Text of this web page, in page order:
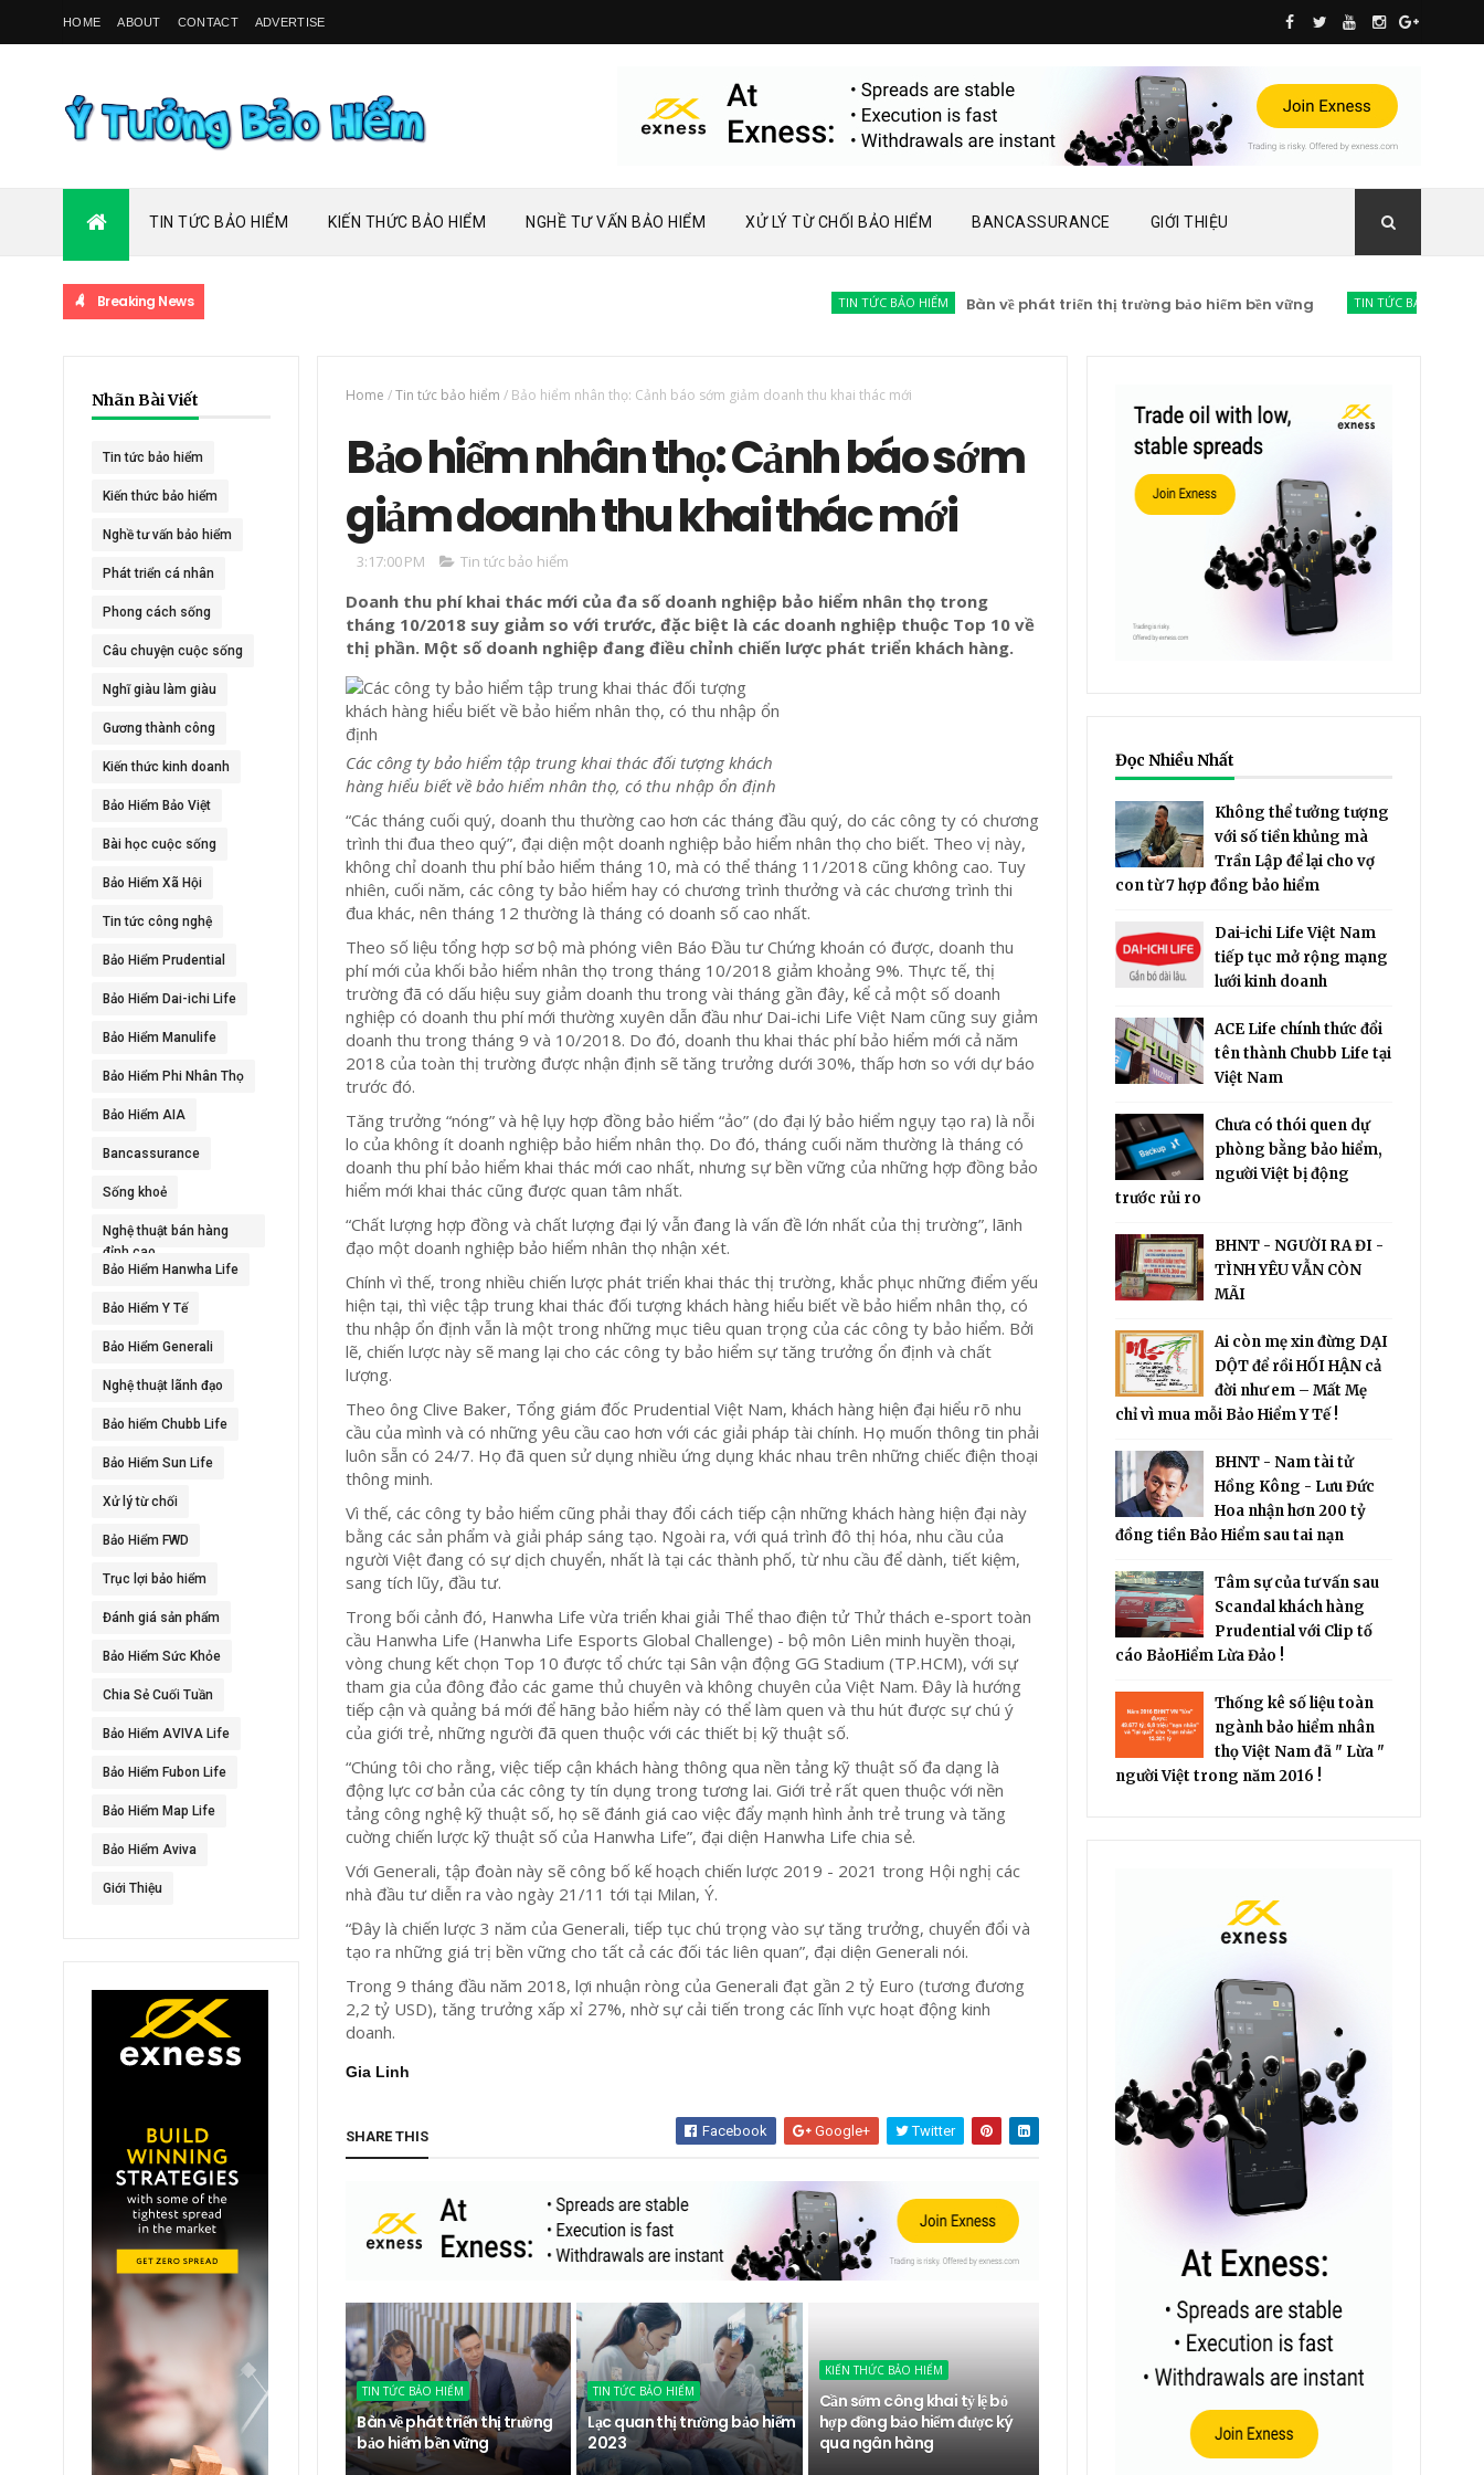
HOME ABOUT CONTACT ADVERTISE
TIN TỨC BẢO HIỂM KIẾN THỨC BẢO HIỂM NGHỀ TƯ VẤN BẢO HIỂM XỬ LÝ TỪ CHỐI BẢO HIỂM BANCASSURANCE GIỚI THIỆU
Breaking News TIN TỨC BẢO HIỂM Bàn về phát triển thị trường bảo hiểm bền vững TIN TỨC BẢO HIỂM
Nhãn Bài Viết
Tin tức bảo hiểm
Kiến thức bảo hiểm
Nghề tư vấn bảo hiểm
Phát triển cá nhân
Phong cách sống
Câu chuyện cuộc sống
Nghĩ giàu làm giàu
Gương thành công
Kiến thức kinh doanh
Bảo Hiểm Bảo Việt
Bài học cuộc sống
Bảo Hiểm Xã Hội
Tin tức công nghệ
Bảo Hiểm Prudential
Bảo Hiểm Dai-ichi Life
Bảo Hiểm Manulife
Bảo Hiểm Phi Nhân Thọ
Bảo Hiểm AIA
Bancassurance
Sống khoẻ
Nghệ thuật bán hàng
đỉnh cao
Bảo Hiểm Hanwha Life
Bảo Hiểm Y Tế
Bảo Hiểm Generali
Nghệ thuật lãnh đạo
Bảo hiểm Chubb Life
Bảo Hiểm Sun Life
Xử lý từ chối
Bảo Hiểm FWD
Trục lợi bảo hiểm
Đánh giá sản phẩm
Bảo Hiểm Sức Khỏe
Chia Sẻ Cuối Tuần
Bảo Hiểm AVIVA Life
Bảo Hiểm Fubon Life
Bảo Hiểm Map Life
Bảo Hiểm Aviva
Giới Thiệu
Home /Tin tức bảo hiểm / Bảo hiểm nhân thọ: Cảnh báo sớm giảm doanh thu khai thác mới
Bảo hiểm nhân thọ: Cảnh báo sớm
giảm doanh thu khai thác mới
3:17:00 PM Tin tức bảo hiểm
Doanh thu phí khai thác mới của đa số doanh nghiệp bảo hiểm nhân thọ trong
tháng 10/2018 suy giảm so với trước, đặc biệt là các doanh nghiệp thuộc Top 10 về
thị phần. Một số doanh nghiệp đang điều chỉnh chiến lược phát triển khách hàng.
Các công ty bảo hiểm tập trung khai thác đối tượng khách
hàng hiểu biết về bảo hiểm nhân thọ, có thu nhập ổn định
“Các tháng cuối quý, doanh thu thường cao hơn các tháng đầu quý, do các công ty có chương
trình thi đua theo quý”, đại diện một doanh nghiệp bảo hiểm nhân thọ cho biết. Theo vị này,
không chỉ doanh thu phí bảo hiểm tháng 10, mà có thể tháng 11/2018 cũng không cao. Tuy
nhiên, cuối năm, các công ty bảo hiểm hay có chương trình thưởng và các chương trình thi
đua khác, nên tháng 12 thường là tháng có doanh số cao nhất.
Theo số liệu tổng hợp sơ bộ mà phóng viên Báo Đầu tư Chứng khoán có được, doanh thu
phí mới của khối bảo hiểm nhân thọ trong tháng 10/2018 giảm khoảng 9%. Thực tế, thị
trường đã có dấu hiệu suy giảm doanh thu trong vài tháng gần đây, kể cả một số doanh
nghiệp có doanh thu phí mới thường xuyên dẫn đầu như Dai-ichi Life Việt Nam cũng suy giảm
doanh thu trong tháng 9 và 10/2018. Do đó, doanh thu khai thác phí bảo hiểm mới cả năm
2018 của toàn thị trường được nhận định sẽ tăng trưởng dưới 30%, thấp hơn so với dự báo
trước đó.
Tăng trưởng “nóng” và hệ lụy hợp đồng bảo hiểm “ảo” (do đại lý bảo hiểm ngụy tạo ra) là nỗi
lo của không ít doanh nghiệp bảo hiểm nhân thọ. Do đó, tháng cuối năm thường là tháng có
doanh thu phí bảo hiểm khai thác mới cao nhất, nhưng sự bền vững của những hợp đồng bảo
hiểm mới khai thác cũng được quan tâm nhất.
“Chất lượng hợp đồng và chất lượng đại lý vẫn đang là vấn đề lớn nhất của thị trường”, lãnh
đạo một doanh nghiệp bảo hiểm nhân thọ nhận xét.
Chính vì thế, trong nhiều chiến lược phát triển khai thác thị trường, khắc phục những điểm yếu
hiện tại, thì việc tập trung khai thác đối tượng khách hàng hiểu biết về bảo hiểm nhân thọ, có
thu nhập ổn định vẫn là một trong những mục tiêu quan trọng của các công ty bảo hiểm. Bởi
lẽ, chiến lược này sẽ mang lại cho các công ty bảo hiểm sự tăng trưởng ổn định và chất
lượng.
Theo ông Clive Baker, Tổng giám đốc Prudential Việt Nam, khách hàng hiện đại hiểu rõ nhu
cầu của mình và có những yêu cầu cao hơn với các giải pháp tài chính. Họ muốn thông tin phải
luôn sẵn có 24/7. Họ đã quen sử dụng nhiều ứng dụng khác nhau trên những chiếc điện thoại
thông minh.
Vì thế, các công ty bảo hiểm cũng phải thay đổi cách tiếp cận những khách hàng hiện đại này
bằng các sản phẩm và giải pháp sáng tạo. Ngoài ra, với quá trình đô thị hóa, nhu cầu của
người Việt đang có sự dịch chuyển, nhất là tại các thành phố, từ nhu cầu để dành, tiết kiệm,
sang tích lũy, đầu tư.
Trong bối cảnh đó, Hanwha Life vừa triển khai giải Thể thao điện tử Thử thách e-sport toàn
cầu Hanwha Life (Hanwha Life Esports Global Challenge) - bộ môn Liên minh huyền thoại,
vòng chung kết chọn Top 10 được tổ chức tại Sân vận động GG Stadium (TP.HCM), với sự
tham gia của đông đảo các game thủ chuyên và không chuyên của Việt Nam. Đây là hướng
tiếp cận và quảng bá mới để hãng bảo hiểm này có thể làm quen và thu hút được sự chú ý
của giới trẻ, những người đã quen thuộc với các thiết bị kỹ thuật số.
“Chúng tôi cho rằng, việc tiếp cận khách hàng thông qua nền tảng kỹ thuật số đa dạng là
động lực cơ bản của các công ty tín dụng trong tương lai. Giới trẻ rất quen thuộc với nền
tảng công nghệ kỹ thuật số, họ sẽ đánh giá cao việc đẩy mạnh hình ảnh trẻ trung và tăng
cuờng chiến lược kỹ thuật số của Hanwha Life”, đại diện Hanwha Life chia sẻ.
Với Generali, tập đoàn này sẽ công bố kế hoạch chiến lược 2019 - 2021 trong Hội nghị các
nhà đầu tư diễn ra vào ngày 21/11 tới tại Milan, Ý.
“Đây là chiến lược 3 năm của Generali, tiếp tục chú trọng vào sự tăng trưởng, chuyển đổi và
tạo ra những giá trị bền vững cho tất cả các đối tác liên quan”, đại diện Generali nói.
Trong 9 tháng đầu năm 2018, lợi nhuận ròng của Generali đạt gần 2 tỷ Euro (tương đương
2,2 tỷ USD), tăng trưởng xấp xỉ 27%, nhờ sự cải tiến trong các lĩnh vực hoạt động kinh
doanh.
Gia Linh
SHARE THIS Facebook Google+ Twitter
TIN TỨC BẢO HIỂM
Bàn về phát triển thị trường
bảo hiểm bền vững
TIN TỨC BẢO HIỂM
Lạc quan thị trường bảo hiểm
2023
KIẾN THỨC BẢO HIỂM
Cần sớm công khai tỷ lệ bỏ
hợp đồng bảo hiểm được ký
qua ngân hàng
Đọc Nhiều Nhất
Không thể tưởng tượng
với số tiền khủng mà
Trần Lập để lại cho vợ
con từ 7 hợp đồng bảo hiểm
Dai-ichi Life Việt Nam
tiếp tục mở rộng mạng
lưới kinh doanh
ACE Life chính thức đổi
tên thành Chubb Life tại
Việt Nam
Chưa có thói quen dự
phòng bằng bảo hiểm,
người Việt bị động
trước rủi ro
BHNT - NGƯỜI RA ĐI -
TÌNH YÊU VẪN CÒN
MÃI
Ai còn mẹ xin đừng DẠI
DỘT để rồi HỐI HẬN cả
đời như em – Mất Mẹ
chỉ vì mua mỗi Bảo Hiểm Y Tế !
BHNT - Nam tài tử
Hồng Kông - Lưu Đức
Hoa nhận hơn 200 tỷ
đồng tiền Bảo Hiểm sau tai nạn
Tâm sự của tư vấn sau
Scandal khách hàng
Prudential với Clip tố
cáo BảoHiểm Lừa Đảo !
Thống kê số liệu toàn
ngành bảo hiểm nhân
thọ Việt Nam đã " Lừa "
người Việt trong năm 2016 !